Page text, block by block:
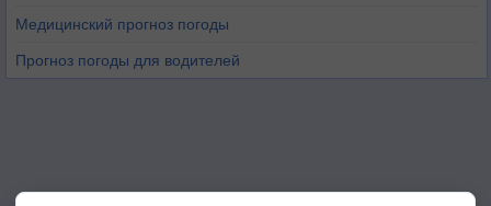
Медицинский прогноз погоды
Прогноз погоды для водителей